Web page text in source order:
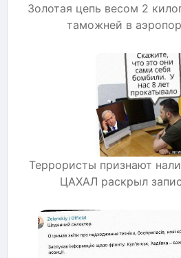
Золотая цепь весом 2
таможней в
Террористы признают
ЦАХАЛ раскрыл